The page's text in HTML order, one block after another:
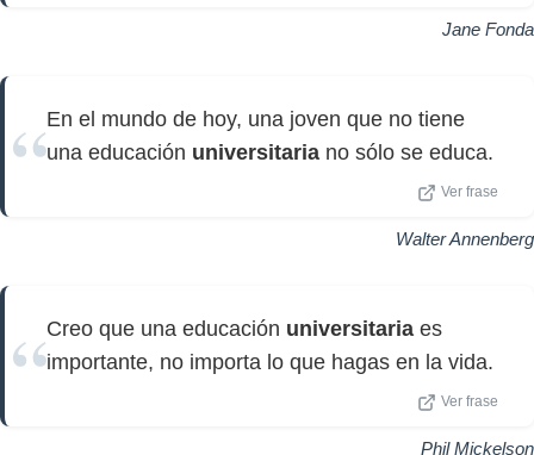
Jane Fonda
En el mundo de hoy, una joven que no tiene
una educación universitaria no sólo se educa.
Ver frase
Walter Annenberg
Creo que una educación universitaria es
importante, no importa lo que hagas en la vida.
Ver frase
Phil Mickelson